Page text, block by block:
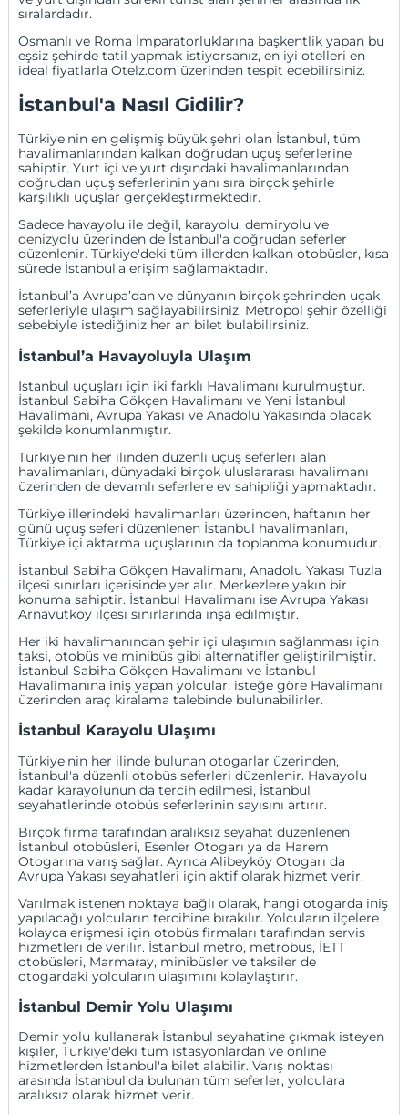
sıralardadır.
Osmanlı ve Roma İmparatorluklarına başkentlik yapan bu
eşsiz şehirde tatil yapmak istiyorsanız, en iyi otelleri en
ideal fiyatlarlaOtelz.com üzerinden tespit edebilirsiniz.
İstanbul'a Nasıl Gidilir?
Türkiye'nin en gelişmiş büyük şehri olan İstanbul, tüm
havalimanlarından kalkan doğrudan uçuş seferlerine
sahiptir. Yurt içi ve yurt dışındaki havalimanlarından
doğrudan uçuş seferlerinin yanı sıra birçok şehirle
karşılıklı uçuşlar gerçekleştirmektedir.
Sadece havayolu ile değil, karayolu, demiryolu ve
denizyolu üzerinden de İstanbul'a doğrudan seferler
düzenlenir. Türkiye'deki tüm illerden kalkan otobüsler, kısa
sürede İstanbul'a erişim sağlamaktadır.
İstanbul’a Avrupa’dan ve dünyanın birçok şehrinden uçak
seferleriyle ulaşım sağlayabilirsiniz. Metropol şehir özelliği
sebebiyle istediğiniz her an bilet bulabilirsiniz.
İstanbul’a Havayoluyla Ulaşım
İstanbul uçuşları için iki farklı Havalimanı kurulmuştur.
İstanbulSabiha Gökçen Havalimanı ve Yeni İstanbul
Havalimanı, Avrupa Yakası ve Anadolu Yakasında olacak
şekilde konumlanmıştır.
Türkiye'nin her ilinden düzenli uçuş seferleri alan
havalimanları, dünyadaki birçok uluslararası havalimanı
üzerinden de devamlı seferlere ev sahipliği yapmaktadır.
Türkiye illerindeki havalimanları üzerinden, haftanın her
günü uçuş seferi düzenlenen İstanbul havalimanları,
Türkiye içi aktarma uçuşlarının da toplanma konumudur.
İstanbul Sabiha Gökçen Havalimanı, Anadolu Yakası Tuzla
ilçesi sınırları içerisinde yer alır. Merkezlere yakın bir
konuma sahiptir. İstanbul Havalimanı ise Avrupa Yakası
Arnavutköy ilçesi sınırlarında inşa edilmiştir.
Her iki havalimanından şehir içi ulaşımın sağlanması için
taksi, otobüs ve minibüs gibi alternatifler geliştirilmiştir.
İstanbul Sabiha Gökçen Havalimanı ve İstanbul
Havalimanına iniş yapan yolcular, isteğe göre Havalimanı
üzerinden araç kiralama talebinde bulunabilirler.
İstanbul Karayolu Ulaşımı
Türkiye'nin her ilinde bulunan otogarlar üzerinden,
İstanbul'a düzenli otobüs seferleri düzenlenir. Havayolu
kadar karayolunun da tercih edilmesi, İstanbul
seyahatlerinde otobüs seferlerinin sayısını artırır.
Birçok firma tarafından aralıksız seyahat düzenlenen
İstanbul otobüsleri, Esenler Otogarı ya da Harem
Otogarına varış sağlar. Ayrıca Alibeyköy Otogarı da
Avrupa Yakası seyahatleri için aktif olarak hizmet verir.
Varılmak istenen noktaya bağlı olarak, hangi otogarda iniş
yapılacağı yolcuların tercihine bırakılır. Yolcuların ilçelere
kolayca erişmesi için otobüs firmaları tarafından servis
hizmetleri de verilir. İstanbul metro, metrobüs, İETT
otobüsleri, Marmaray, minibüsler ve taksiler de
otogardaki yolcuların ulaşımını kolaylaştırır.
İstanbul Demir Yolu Ulaşımı
Demir yolu kullanarak İstanbul seyahatine çıkmak isteyen
kişiler, Türkiye'deki tüm istasyonlardan ve online
hizmetlerden İstanbul'a bilet alabilir. Varış noktası
arasında İstanbul’da bulunan tüm seferler, yolculara
aralıksız olarak hizmet verir.